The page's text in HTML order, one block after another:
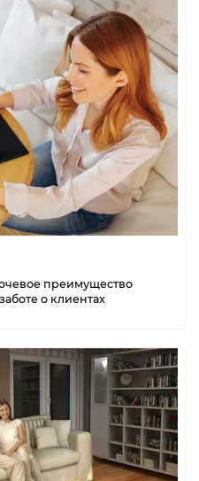
преимущество
о клиентах